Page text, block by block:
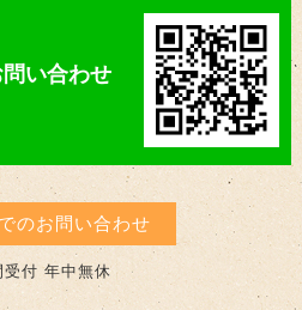
い合わせ
のお問い合わせ
受付 年中無休